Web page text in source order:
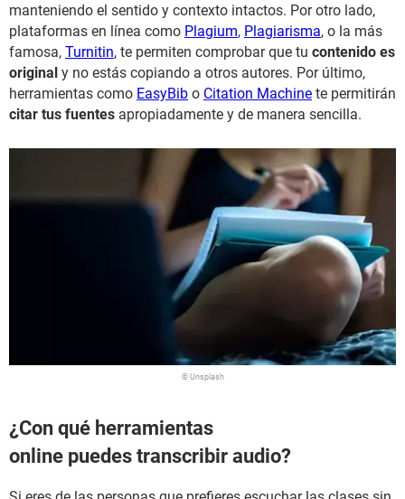
manteniendo el sentido y contexto intactos. Por otro lado,
plataformas en línea como Plagium, Plagiarisma, o la más
famosa, Turnitin, te permiten comprobar que tu contenido es
original y no estás copiando a otros autores. Por último,
herramientas como EasyBib o Citation Machine te permitirán
citar tus fuentes apropiadamente y de manera sencilla.
© Unsplash
¿Con qué herramientas
online puedes transcribir audio?